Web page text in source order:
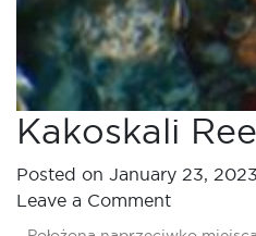
Kakoskali
Posted on January 23, 2023
Leave a Comment